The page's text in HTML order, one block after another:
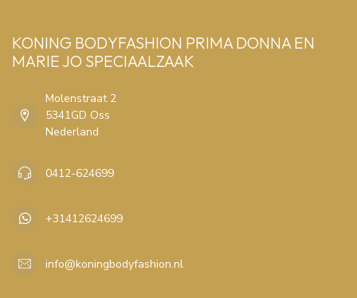
KONING BODYFASHION PRIMA DONNA EN
MARIE JO SPECIAALZAAK
Molenstraat 2
5341GD Oss
Nederland
0412-624699
+31412624699
info@koningbodyfashion.nl